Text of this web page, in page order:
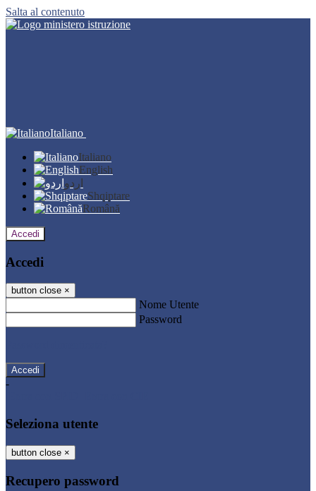
Salta al contenuto
Italiano
Italiano
English
اردو
Shqiptare
Română
Accedi
Accedi
button close ×
Nome Utente
Password
-
Seleziona utente
button close ×
Recupero password